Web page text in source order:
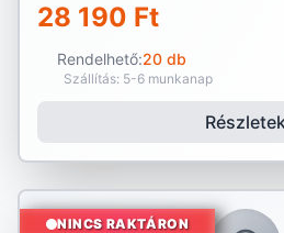
28 190 Ft
Rendelhető:20 db
Szállítás: 5-6 munkanap
NINCS RAKTÁRON